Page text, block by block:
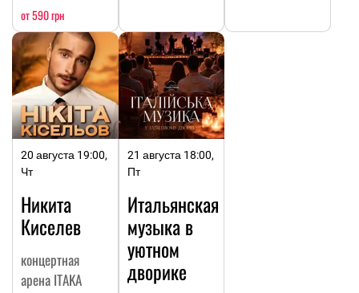
от 590 грн
20 августа 19:00,
Чт
Никита
Киселев
концертная
арена ITAKA
21 августа 18:00,
Пт
Итальянская
музыка в
уютном
дворике